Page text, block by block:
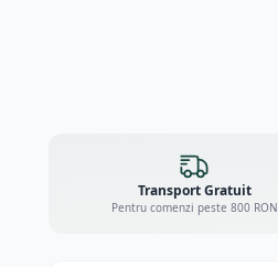
Transport Gratuit
Pentru comenzi peste 800 RON